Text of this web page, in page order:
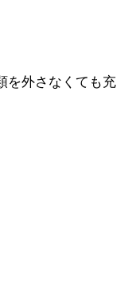
を外さなくても充